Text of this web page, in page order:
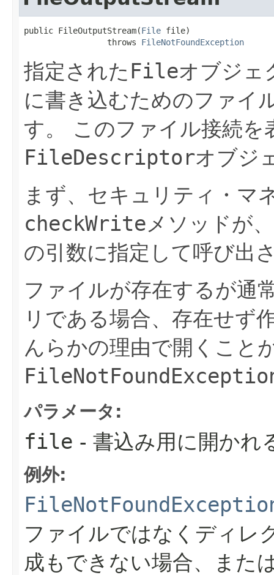
public FileOutputStream​(File file)
                 throws
FileNotFoundException
指定された Fileオブジェ
に書き込むためのファイ
す。
このファイル接続
FileDescriptorオブジ
まず、セキュリティ・マ
checkWriteメソッドが、
の引数に指定して呼び出
ファイルが存在するが通
リである場合、存在せず
んらかの理由で開くこと
パラメータ:
file - 書込み用に開かれ
例外:
ファイルではなくディレ
成もできない場合、また